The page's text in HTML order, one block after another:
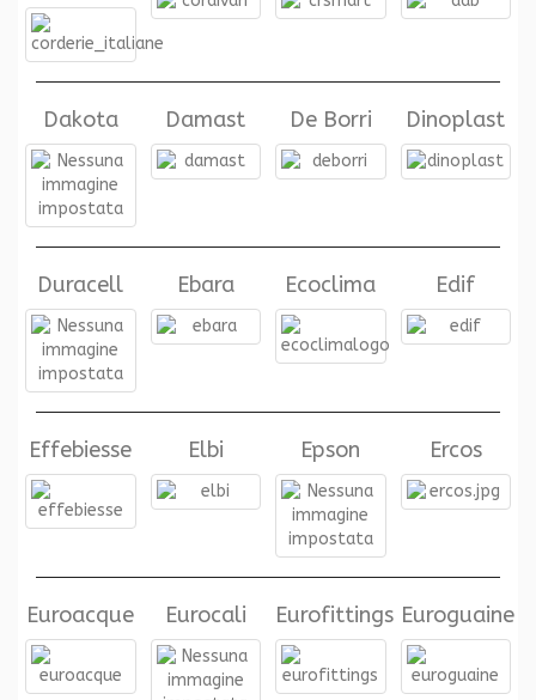
Dakota Damast De Borri Dinoplast
Duracell Ebara Ecoclima Edif
Effebiesse Elbi Epson Ercos
Euroacque Eurocali Eurofittings Euroguaine